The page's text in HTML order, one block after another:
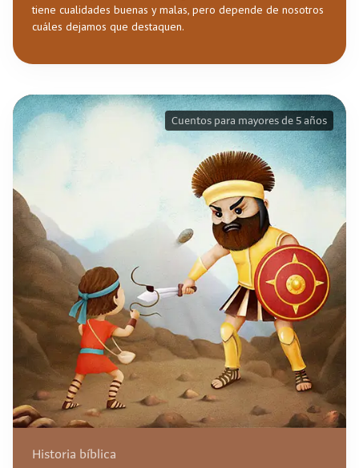
tiene cualidades buenas y malas, pero depende de nosotros
cuáles dejamos que destaquen.
Historia bíblica
Cuentos para mayores de 5 años